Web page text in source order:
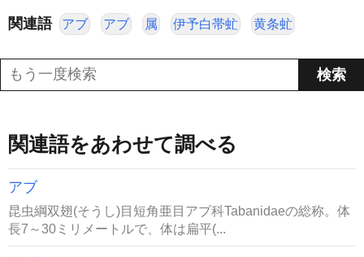
関連語 アブ アブ 属 伊予白帯虻 黄条虻
関連語をあわせて調べる
アブ
昆虫綱双翅(そうし)目短角亜目アブ科Tabanidaeの総称。体
長7～30ミリメートルで、体は扁平(...